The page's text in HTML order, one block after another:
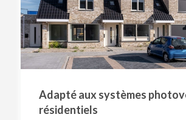
Adapté aux systèmes
résidentiels